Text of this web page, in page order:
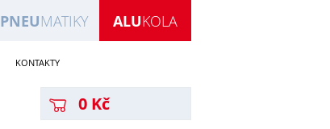
ALUKOLA
PNEUMATIKY
KONTAKTY
0 Kč